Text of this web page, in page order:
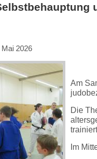
2026
Am
Die
Im